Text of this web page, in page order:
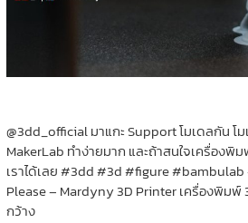
@3dd_official มาแกะ Support โมเดลกัน โ
MakerLab ทำง่ายมาก และถ้าสนใจเครื่อง
เราได้เลย #3dd #3d #figure
Please – Mardyny 3D Printer เครื่องพิมพ์
กว้าง